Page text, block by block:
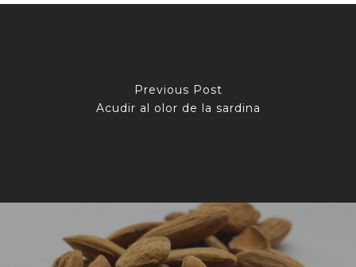
Previous Post
Acudir al olor de la sardina